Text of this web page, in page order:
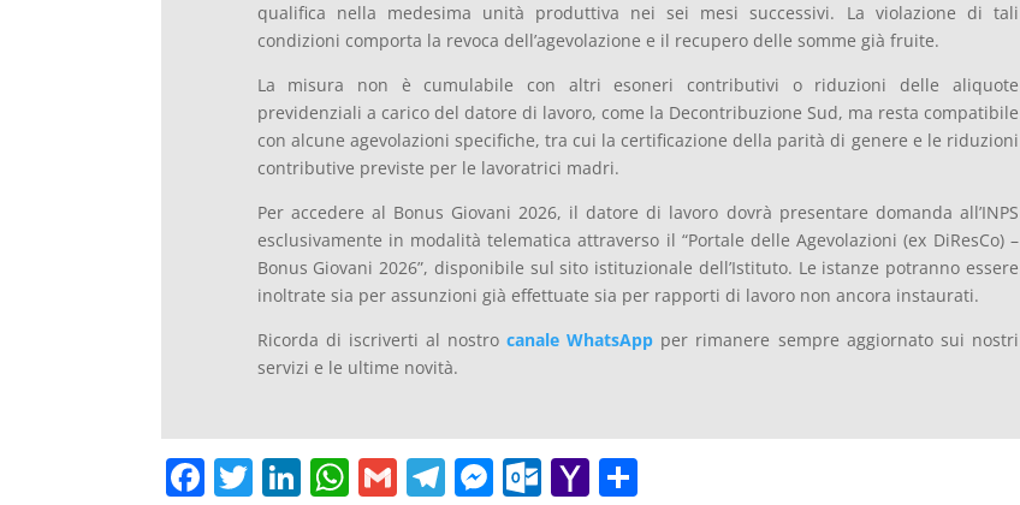
qualifica nella medesima unità produttiva nei sei mesi successivi. La violazione di tali
condizioni comporta la revoca dell’agevolazione e il recupero delle somme già fruite.
La misura non è cumulabile con altri esoneri contributivi o riduzioni delle aliquote
previdenziali a carico del datore di lavoro, come la Decontribuzione Sud, ma resta compatibile
con alcune agevolazioni specifiche, tra cui la certificazione della parità di genere e le riduzioni
contributive previste per le lavoratrici madri.
Per accedere al Bonus Giovani 2026, il datore di lavoro dovrà presentare domanda all’INPS
esclusivamente in modalità telematica attraverso il “Portale delle Agevolazioni (ex DiResCo) –
Bonus Giovani 2026”, disponibile sul sito istituzionale dell’Istituto. Le istanze potranno essere
inoltrate sia per assunzioni già effettuate sia per rapporti di lavoro non ancora instaurati.
Ricorda di iscriverti al nostrocanale WhatsApp per rimanere sempre aggiornato sui nostri
servizi e le ultime novità.
F T Li W G T M O Y